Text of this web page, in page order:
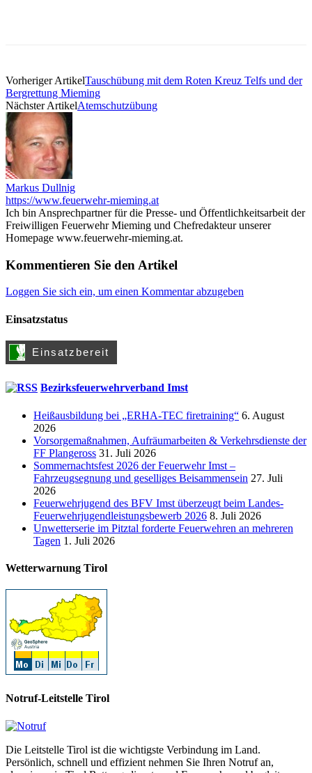
Vorheriger ArtikelTauschübung mit dem Roten Kreuz Telfs und der
Bergrettung Mieming
Nächster ArtikelAtemschutzübung
Markus Dullnig
https://www.feuerwehr-mieming.at
Ich bin Ansprechpartner für die Presse- und Öffentlichkeitsarbeit der
Freiwilligen Feuerwehr Mieming und Chefredakteur unserer
Homepage www.feuerwehr-mieming.at.
Kommentieren Sie den Artikel
Loggen Sie sich ein, um einen Kommentar abzugeben
Einsatzstatus
Bezirksfeuerwehrverband Imst
Heißausbildung bei „ERHA-TEC firetraining“ 6. August
2026
Vorsorgemaßnahmen, Aufräumarbeiten & Verkehrsdienste der
FF Plangeross 31. Juli 2026
Sommernachtsfest 2026 der Feuerwehr Imst –
Fahrzeugsegnung und geselliges Beisammensein 27. Juli
2026
Feuerwehrjugend des BFV Imst überzeugt beim Landes-
Feuerwehrjugendleistungsbewerb 2026 8. Juli 2026
Unwetterserie im Pitztal forderte Feuerwehren an mehreren
Tagen 1. Juli 2026
Wetterwarnung Tirol
Notruf-Leitstelle Tirol
Die Leitstelle Tirol ist die wichtigste Verbindung im Land.
Persönlich, schnell und effizient nehmen Sie Ihren Notruf an,